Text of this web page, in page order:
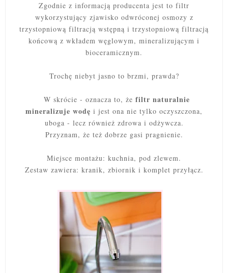
Zgodnie z informacją producenta jest to filtr
wykorzystujący zjawisko odwróconej osmozy z
trzystopniową filtracją wstępną i trzystopniową filtracją
końcową z wkładem węglowym, mineralizującym i
bioceramicznym.
Trochę niebyt jasno to brzmi, prawda?
W skrócie - oznacza to, że filtr naturalnie
mineralizuje wodę i jest ona nie tylko oczyszczona,
uboga - lecz również zdrowa i odżywcza.
Przyznam, że też dobrze gasi pragnienie.
Miejsce montażu: kuchnia, pod zlewem.
Zestaw zawiera: kranik, zbiornik i komplet przyłącz.